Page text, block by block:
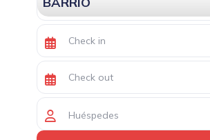
Huéspedes